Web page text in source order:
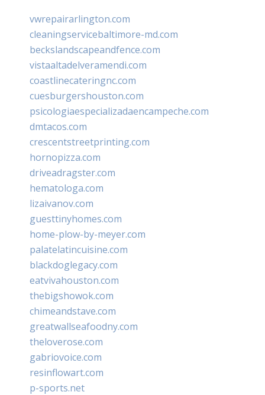
vwrepairarlington.com
cleaningservicebaltimore-md.com
beckslandscapeandfence.com
vistaaltadelveramendi.com
coastlinecateringnc.com
cuesburgershouston.com
psicologiaespecializadaencampeche.com
dmtacos.com
crescentstreetprinting.com
hornopizza.com
driveadragster.com
hematologa.com
lizaivanov.com
guesttinyhomes.com
home-plow-by-meyer.com
palatelatincuisine.com
blackdoglegacy.com
eatvivahouston.com
thebigshowok.com
chimeandstave.com
greatwallseafoodny.com
theloverose.com
gabriovoice.com
resinflowart.com
p-sports.net